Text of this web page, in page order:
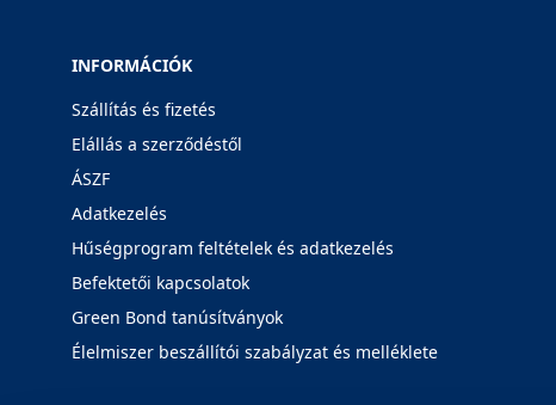
INFORMÁCIÓK
Szállítás és fizetés
Elállás a szerződéstől
ÁSZF
Adatkezelés
Hűségprogram feltételek és adatkezelés
Befektetői kapcsolatok
Green Bond tanúsítványok
Élelmiszer beszállítói szabályzat és melléklete